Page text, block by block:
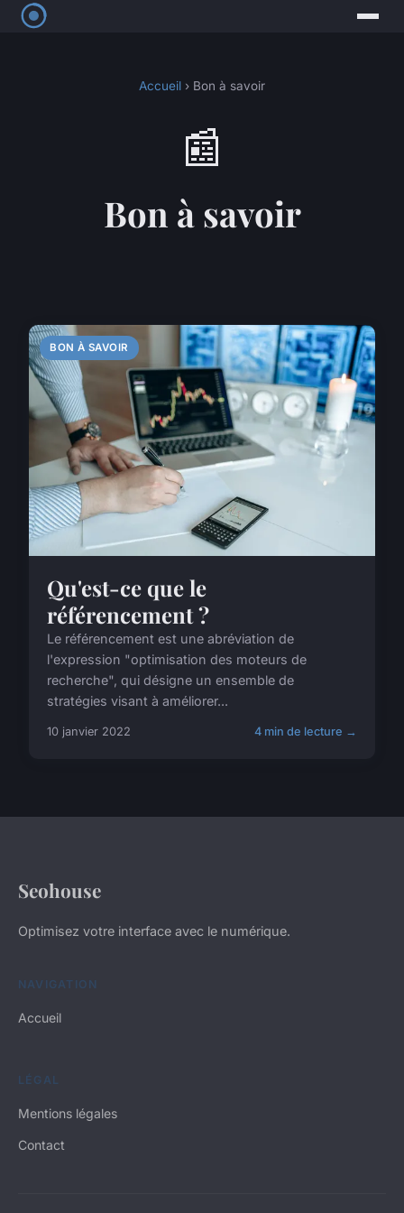
Accueil › Bon à savoir
📰
Bon à savoir
BON À SAVOIR
Qu'est-ce que le
référencement ?
Le référencement est une abréviation de
l'expression "optimisation des moteurs de
recherche", qui désigne un ensemble de
stratégies visant à améliorer...
10 janvier 2022 4 min de lecture →
Seohouse
Optimisez votre interface avec le numérique.
NAVIGATION
Accueil
LÉGAL
Mentions légales
Contact